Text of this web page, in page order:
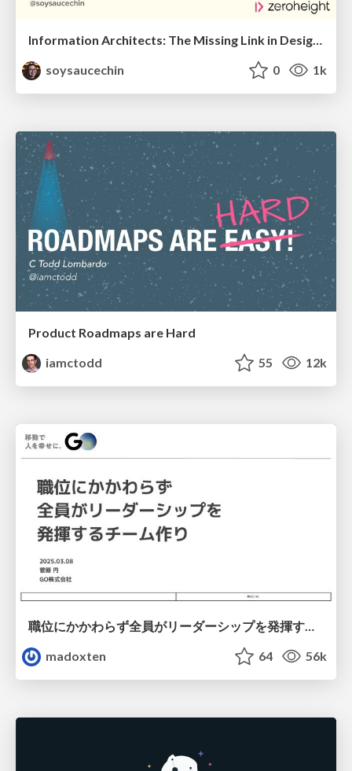
Information Architects: The Missing Link in Design Systems
soysaucechin
0 1k
Product Roadmaps are Hard
iamctodd
55 12k
madoxten
64 56k